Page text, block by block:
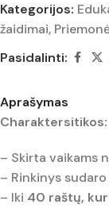
Kategorijos:
žaidimai,
Pasidalinti:
Aprašymas
Charaktersitikos:
– Skirta vaikams
– Rinkinys sudaro
– Iki 40 raštų,